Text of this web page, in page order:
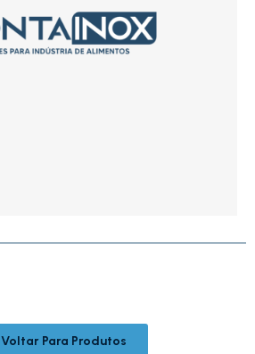
Voltar Para Produtos